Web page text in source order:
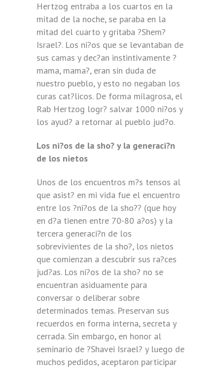
Hertzog entraba a los cuartos en la
mitad de la noche, se paraba en la
mitad del cuarto y gritaba ?Shem?
Israel?. Los ni?os que se levantaban de
sus camas y dec?an instintivamente ?
mama, mama?, eran sin duda de
nuestro pueblo, y esto no negaban los
curas cat?licos. De forma milagrosa, el
Rab Hertzog logr? salvar 1000 ni?os y
los ayud? a retornar al pueblo jud?o.
Los ni?os de la sho? y la generaci?n
de los nietos
Unos de los encuentros m?s tensos al
que asist? en mi vida fue el encuentro
entre los ?ni?os de la sho?? (que hoy
en d?a tienen entre 70-80 a?os) y la
tercera generaci?n de los
sobrevivientes de la sho?, los nietos
que comienzan a descubrir sus ra?ces
jud?as. Los ni?os de la sho? no se
encuentran asiduamente para
conversar o deliberar sobre
determinados temas. Preservan sus
recuerdos en forma interna, secreta y
cerrada. Sin embargo, en honor al
seminario de ?Shavei Israel? y luego de
muchos pedidos, aceptaron participar